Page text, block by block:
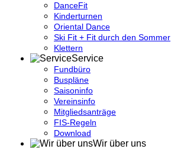
DanceFit
Kinderturnen
Oriental Dance
Ski Fit + Fit durch den Sommer
Klettern
Service
Fundbüro
Buspläne
Saisoninfo
Vereinsinfo
Mitgliedsanträge
FIS-Regeln
Download
Wir über uns